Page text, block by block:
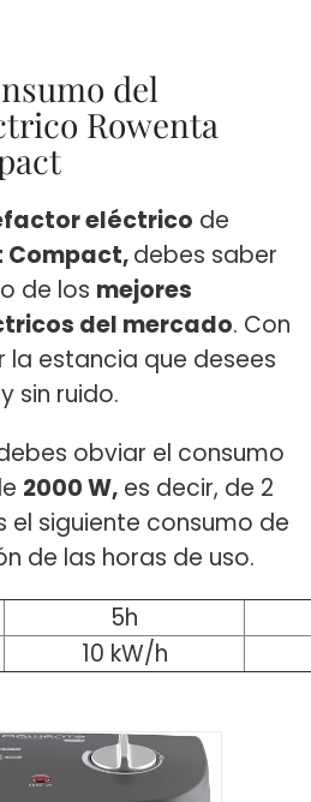
del
Rowenta
eléctrico de
Compact,debes saber
de los mejores
del mercado. Con
la estancia que desees
sin ruido.
obviar el consumo
2000 W, es decir, de 2
el siguiente consumo de
de las horas de uso.
5h
10 kW/h